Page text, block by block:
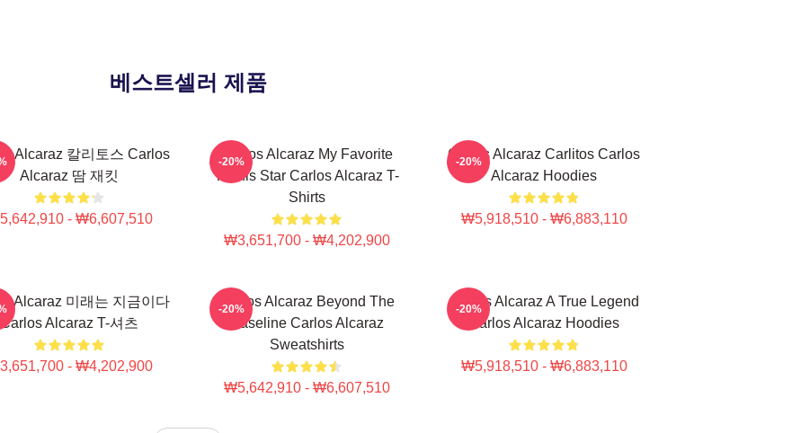
베스트셀러 제품
Alcaraz 칼리토스 Carlos
Alcaraz 땀 재킷
- ₩6,607,510
Carlos Alcaraz My Favorite
Tennis Star Carlos Alcaraz T-
Shirts
₩3,651,700 - ₩4,202,900
-20%
Carlos Alcaraz Carlitos Carlos
Alcaraz Hoodies
₩5,918,510 - ₩6,883,110
-20%
Alcaraz 미래는 지금이다
Carlos Alcaraz T-셔츠
- ₩4,202,900
Carlos Alcaraz Beyond The
Baseline Carlos Alcaraz
Sweatshirts
₩5,642,910 - ₩6,607,510
-20%
Carlos Alcaraz A True Legend
Carlos Alcaraz Hoodies
₩5,918,510 - ₩6,883,110
-20%